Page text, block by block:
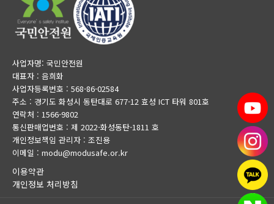
사업자명: 국민안전원
대표자 : 음희화
사업자등록번호 : 568-86-02584
주소 : 경기도 화성시 동탄대로 677-12 효성 ICT 타워 801호
연락처 : 1566-9802
통신판매업번호 : 제 2022-화성동탄-1811 호
개인정보책임 관리자 : 조진용
이메일 : modu@modusafe.or.kr
이용약관
개인정보 처리방침